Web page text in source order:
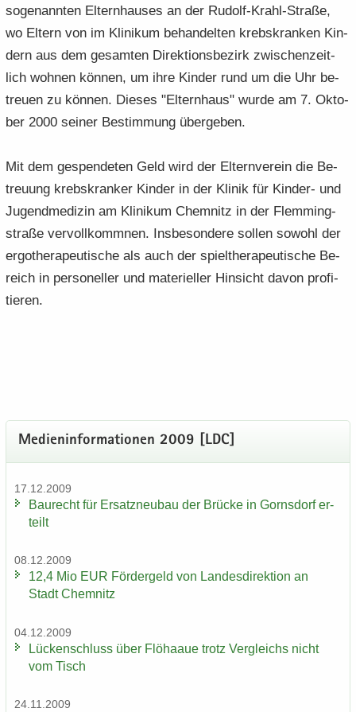
so­ge­nann­ten El­tern­hau­ses an der Rudolf-​Krahl-Straße,
wo El­tern von im Kli­ni­kum be­han­del­ten krebs­kran­ken Kin­
dern aus dem ge­sam­ten Di­rek­ti­ons­be­zirk zwi­schen­zeit­
lich woh­nen kön­nen, um ihre Kin­der rund um die Uhr be­
treu­en zu kön­nen. Die­ses "El­tern­haus" wurde am 7. Ok­to­
ber 2000 sei­ner Be­stim­mung über­ge­ben.
Mit dem ge­spen­de­ten Geld wird der El­tern­ver­ein die Be­
treu­ung krebs­kran­ker Kin­der in der Kli­nik für Kinder-​ und
Ju­gend­me­di­zin am Kli­ni­kum Chem­nitz in der Flem­ming­
stra­ße ver­voll­komm­nen. Ins­be­son­de­re sol­len so­wohl der
er­go­the­ra­peu­ti­sche als auch der spiel­the­ra­peu­ti­sche Be­
reich in per­so­nel­ler und ma­te­ri­el­ler Hin­sicht davon pro­fi­
tie­ren.
Me­di­en­in­for­ma­tio­nen 2009 [LDC]
17.12.2009
Bau­recht für Er­satz­neu­bau der Brü­cke in Gorns­dorf er­
teilt
08.12.2009
12,4 Mio EUR För­der­geld von Lan­des­di­rek­ti­on an
Stadt Chem­nitz
04.12.2009
Lü­cken­schluss über Flöhaaue trotz Ver­gleichs nicht
vom Tisch
24.11.2009